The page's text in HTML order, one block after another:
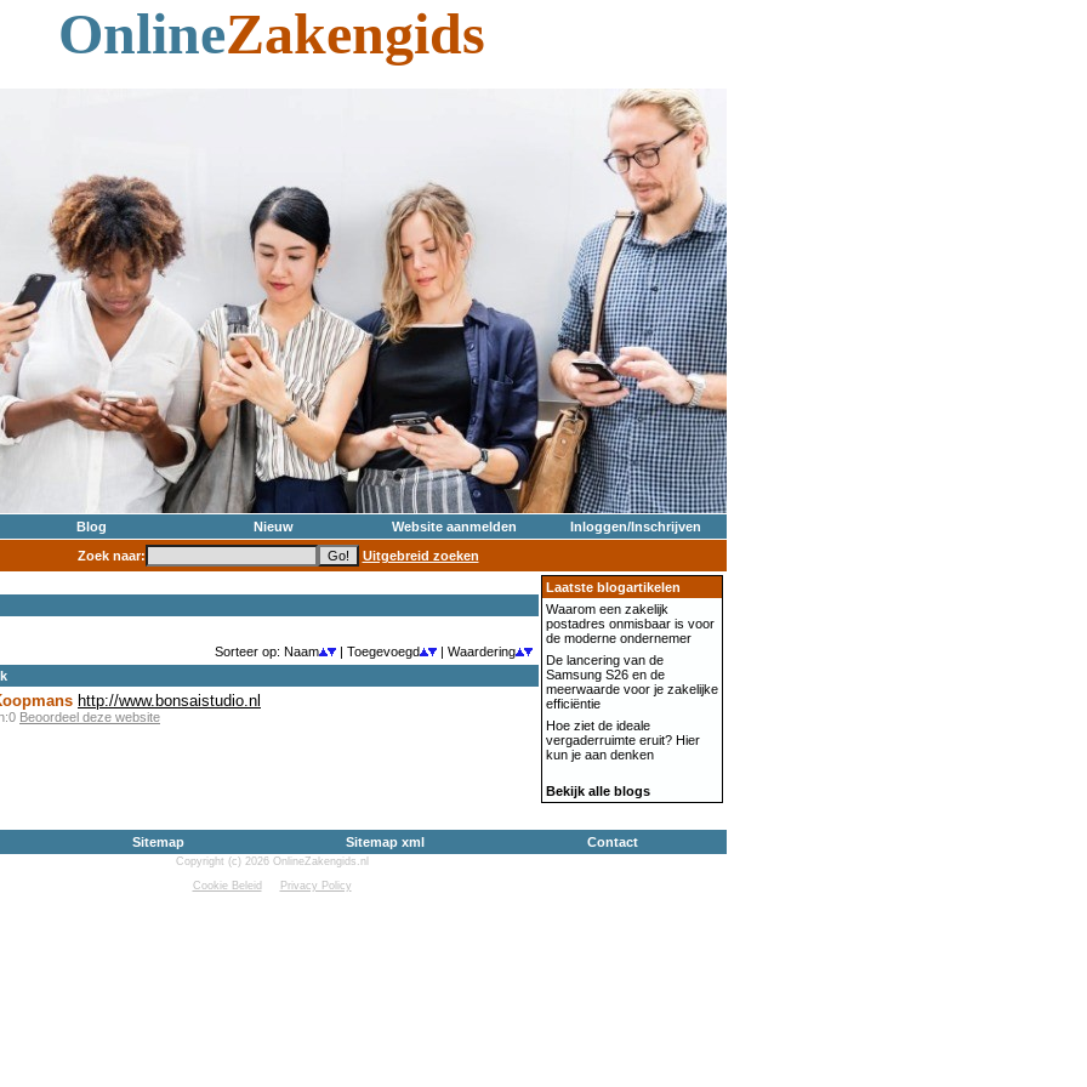
OnlineZakengids
Blog Nieuw Website aanmelden
Inloggen/Inschrijven
Zoek naar:
Uitgebreid zoeken
Sorteer op: Naam | Toegevoegd
| Waardering
http://www.bonsaistudio.nl
Beoordeel deze website
Laatste blogartikelen
Waarom een zakelijk
postadres onmisbaar is voor
de moderne ondernemer
De lancering van de
Samsung S26 en de
meerwaarde voor je zakelijke
efficiëntie
Hoe ziet de ideale
vergaderruimte eruit? Hier
kun je aan denken
Bekijk alle blogs
Sitemap Sitemap xml Contact
Copyright (c) 2026 OnlineZakengids.nl
Cookie Beleid
Privacy Policy